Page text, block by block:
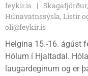
feykir.is
Húnavatnssýsla, Listir
oli@feykir.is
Helgina 15.-16. ágúst
Hólum í Hjaltadal.
laugardeginum og er